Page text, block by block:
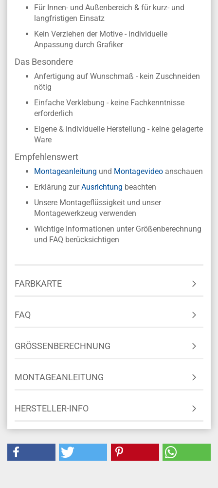
Für Innen- und Außenbereich & für kurz- und
langfristigen Einsatz
Kein Verziehen der Motive - individuelle
Anpassung durch Grafiker
Das Besondere
Anfertigung auf Wunschmaß - kein Zuschneiden
nötig
Einfache Verklebung - keine Fachkenntnisse
erforderlich
Eigene & individuelle Herstellung - keine gelagerte
Ware
Empfehlenswert
Montageanleitung und Montagevideo anschauen
Erklärung zurAusrichtung beachten
Unsere Montageflüssigkeit und unser
Montagewerkzeug verwenden
Wichtige Informationen unter Größenberechnung
und FAQ berücksichtigen
FARBKARTE
FAQ
GRÖSSENBERECHNUNG
MONTAGEANLEITUNG
HERSTELLER-INFO